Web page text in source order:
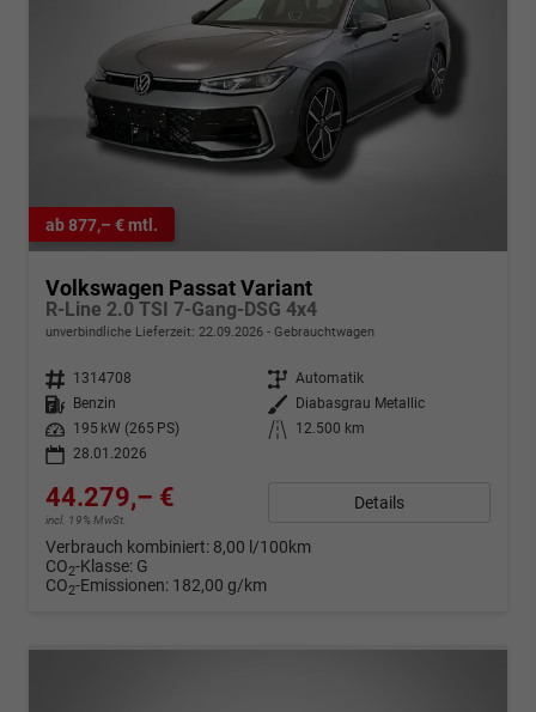
ab 877,– € mtl.
Volkswagen Passat Variant
R-Line 2.0 TSI 7-Gang-DSG 4x4
unverbindliche Lieferzeit: 22.09.2026 Gebrauchtwagen
Fahrzeugnr. 1314708 Getriebe Automatik
Kraftstoff
Benzin Außenfarbe
Diabasgrau Metallic
Leistung
195 kW (265 PS) Kilometerstand
12.500 km
28.01.2026
44.279,– €
incl. 19% MwSt.
Details
Verbrauch kombiniert: 8,00 l/100km
CO2-Klasse: G
CO2-Emissionen: 182,00 g/km